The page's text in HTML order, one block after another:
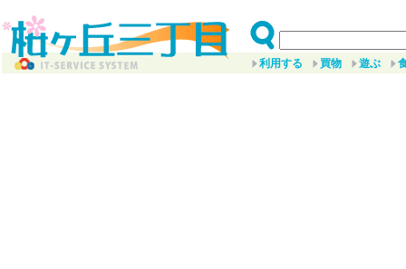
利用する 買物 遊ぶ